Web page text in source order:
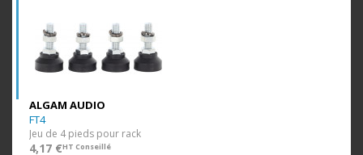
ALGAM AUDIO
FT4
Jeu de 4 pieds pour rack
4,17 €HT Conseillé